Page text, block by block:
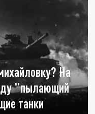
На
"пылающий
танки